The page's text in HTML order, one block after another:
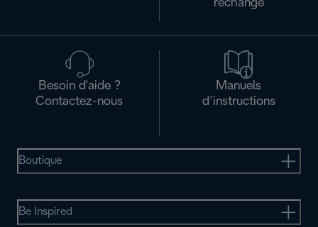
rechange
Besoin d'aide ?
Contactez-nous
Manuels
d’instructions
Boutique
Be Inspired